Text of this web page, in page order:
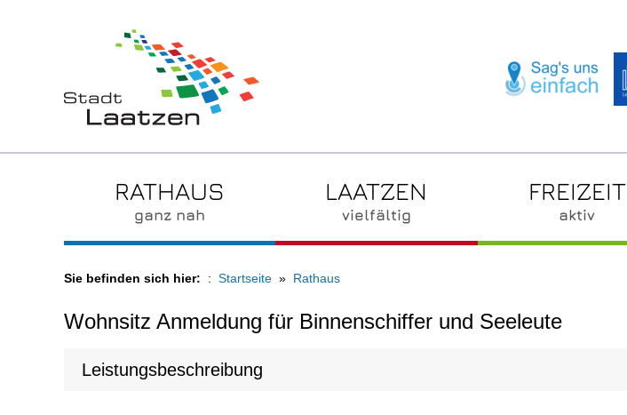
RATHAUS
ganz nah
LAATZEN
vielfältig
FREIZEIT
aktiv
Sie befinden sich hier: Startseite Rathaus
Wohnsitz Anmeldung für Binnenschiffer und Seeleute
Leistungsbeschreibung